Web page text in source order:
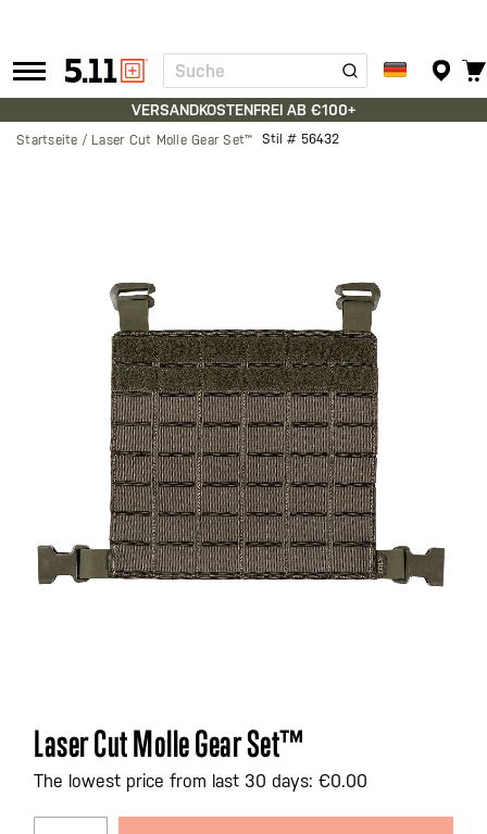
Tactical
Gear
Suche
VERSANDKOSTENFREI AB €100+
Startseite Laser Cut Molle Gear Set™ Stil # 56432
Zum
Anfang
der
Laser Cut Molle Gear Set™
The lowest price from last 30 days: €0.00